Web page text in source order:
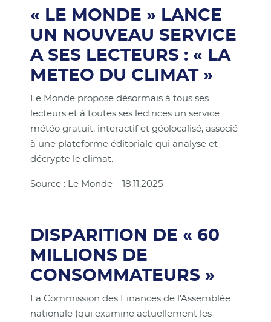
« LE MONDE » LANCE
UN NOUVEAU SERVICE
A SES LECTEURS : « LA
METEO DU CLIMAT »
Le Monde propose désormais à tous ses
lecteurs et à toutes ses lectrices un service
météo gratuit, interactif et géolocalisé, associé
à une plateforme éditoriale qui analyse et
décrypte le climat.
Source : Le Monde – 18.11.2025
DISPARITION DE « 60
MILLIONS DE
CONSOMMATEURS »
La Commission des Finances de l'Assemblée
nationale (qui examine actuellement les